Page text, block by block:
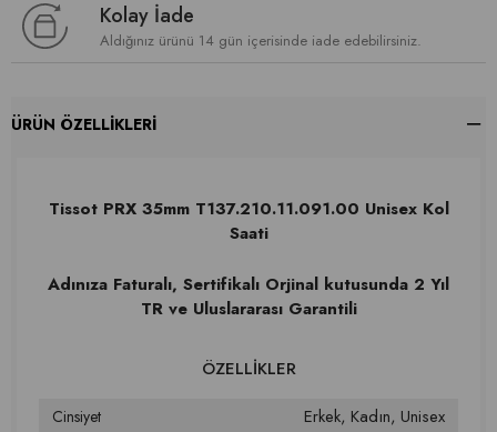
Kolay İade
Aldığınız ürünü 14 gün içerisinde iade edebilirsiniz.
ÜRÜN ÖZELLIKLERI
Tissot PRX 35mm T137.210.11.091.00 Unisex Kol
Saati
Adınıza Faturalı, Sertifikalı Orjinal kutusunda 2 Yıl
TR ve Uluslararası Garantili
Cinsiyet Erkek Kadın Unisex